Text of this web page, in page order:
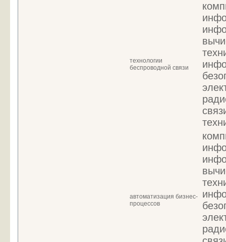
технологии
беспроводной связи
автоматизация бизнес-
процессов